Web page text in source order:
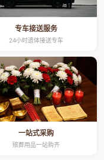
专车接送服务
24小时遗体接送专车
一站式采购
殡葬用品一站购齐